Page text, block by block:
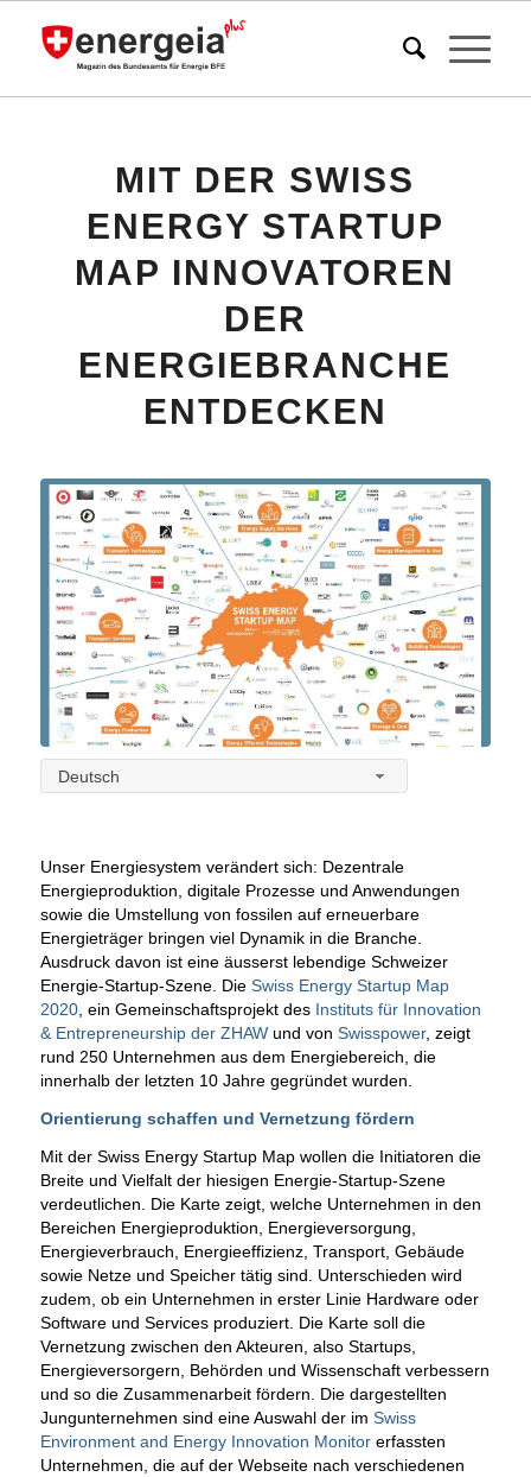
MIT DER SWISS
ENERGY STARTUP
MAP INNOVATOREN
DER
ENERGIEBRANCHE
ENTDECKEN
Deutsch
Unser Energiesystem verändert sich: Dezentrale
Energieproduktion, digitale Prozesse und Anwendungen
sowie die Umstellung von fossilen auf erneuerbare
Energieträger bringen viel Dynamik in die Branche.
Ausdruck davon ist eine äusserst lebendige Schweizer
Energie-Startup-Szene. Die Swiss Energy Startup Map
2020, ein Gemeinschaftsprojekt des Instituts für Innovation
& Entrepreneurship der ZHAWund von Swisspower, zeigt
rund 250 Unternehmen aus dem Energiebereich, die
innerhalb der letzten 10 Jahre gegründet wurden.
Orientierung schaffen und Vernetzung fördern
Mit der Swiss Energy Startup Map wollen die Initiatoren die
Breite und Vielfalt der hiesigen Energie-Startup-Szene
verdeutlichen. Die Karte zeigt, welche Unternehmen in den
Bereichen Energieproduktion, Energieversorgung,
Energieverbrauch, Energieeffizienz, Transport, Gebäude
sowie Netze und Speicher tätig sind. Unterschieden wird
zudem, ob ein Unternehmen in erster Linie Hardware oder
Software und Services produziert. Die Karte soll die
Vernetzung zwischen den Akteuren, also Startups,
Energieversorgern, Behörden und Wissenschaft verbessern
und so die Zusammenarbeit fördern. Die dargestellten
Jungunternehmen sind eine Auswahl der im Swiss
Environment and Energy Innovation Monitorerfassten
Unternehmen, die auf der Webseite nach verschiedenen